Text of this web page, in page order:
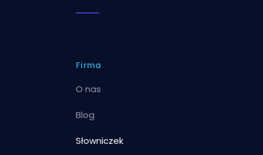
Firma
O nas
Blog
Słowniczek